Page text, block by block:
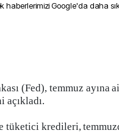
haberlerimizi Google'da daha
(Fed), temmuz ayına
tüketici kredileri,